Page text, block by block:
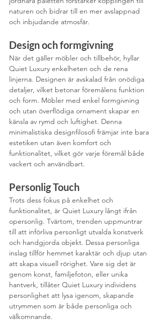
naturen och bidrar till en mer avslappnad
och inbjudande atmosfär.
Design och formgivning
När det gäller möbler och tillbehör, hyllar
Quiet Luxury enkelheten och de rena
linjerna. Designen är avskalad från onödiga
detaljer, vilket betonar föremålens funktion
och form. Möbler med enkel formgivning
och utan överflödiga ornament skapar en
känsla av rymd och luftighet. Denna
minimalistiska designfilosofi främjar inte bara
estetiken utan även komfort och
funktionalitet, vilket gör varje föremål både
vackert och användbart.
Personlig Touch
Trots dess fokus på enkelhet och
funktionalitet, är Quiet Luxury långt ifrån
opersonlig. Tvärtom, trenden uppmuntrar
till att införliva personligt utvalda konstverk
och handgjorda objekt. Dessa personliga
inslag tillför hemmet karaktär och djup utan
att skapa visuell rörighet. Vare sig det är
genom konst, familjefoton, eller unika
hantverk, tillåter Quiet Luxury individens
personlighet att lysa igenom, skapande
utrymmen som är både personliga och
välkomnande.